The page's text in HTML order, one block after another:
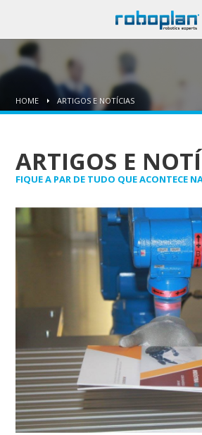
HOME ARTIGOS E NOTÍCIAS
ARTIGOS E
FIQUE A PAR DE TUDO QUE ACONTECE